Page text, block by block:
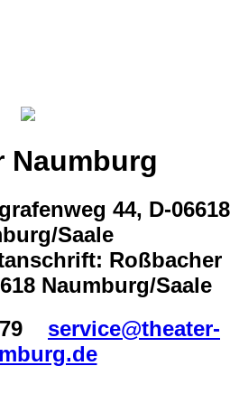
Naumburg
44, D-06618
Saale
Roßbacher
Naumburg/Saale
service@theater-